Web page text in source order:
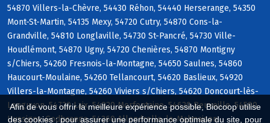
Afin de vous offrir la meilleure expérience possible, Biocoop utilise
des cookies : pour assurer une performance optimale du site, pour
54870 Villers-la-Chèvre, 54430 Réhon, 54440 Herserange, 54350
Mont-St-Martin, 54135 Mexy, 54720 Cutry, 54870 Cons-la-
Grandville, 54810 Longlaville, 54730 St-Pancré, 54730 Ville-
Houdlémont, 54870 Ugny, 54720 Chenières, 54870 Montigny
s/Chiers, 54260 Fresnois-la-Montagne, 54650 Saulnes, 54860
Haucourt-Moulaine, 54260 Tellancourt, 54620 Baslieux, 54920
Villers-la-Montagne, 54260 Viviers s/Chiers, 54620 Doncourt-lès-
Longuyon, 54720 Laix, 54920 Morfontaine, 54620 Beuveille, 54590
Hussigny-Godbrange, 54260 Allondrelle-la-Malmaison